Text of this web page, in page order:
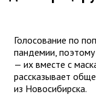
Голосование по
пандемии, поэтому
— их вместе с
рассказывает
из Новосибирска.